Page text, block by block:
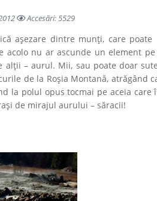
Accesări: 5529
aşezare dintre munţi, care
acolo nu ar ascunde un element
– aurul. Mii, sau poate doar
de la Roşia Montană, atrăgând
la polul opus tocmai pe aceia care
de mirajul aurului – săracii!